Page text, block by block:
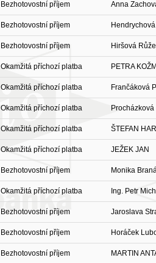
Bezhotovostní příjem Anna
Bezhotovostní příjem
Bezhotovostní příjem Hiršová
Okamžitá příchozí platba PETRA
Okamžitá příchozí platba Frančáková
Okamžitá příchozí platba
Okamžitá příchozí platba ŠTEFAN
Okamžitá příchozí platba JEŽEK JAN
Bezhotovostní příjem Monika
Okamžitá příchozí platba Ing. Petr
Bezhotovostní příjem Jaroslava
Bezhotovostní příjem Horáček
Bezhotovostní příjem MARTIN